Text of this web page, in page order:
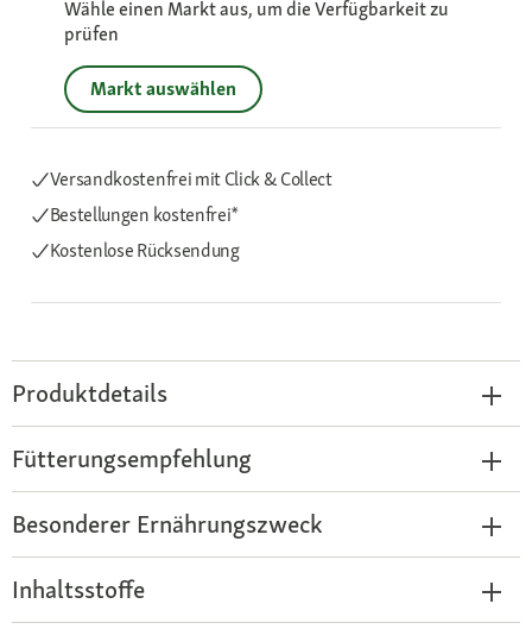
Wähle einen Markt aus, um die Verfügbarkeit zu
prüfen
Markt auswählen
Versandkostenfrei mit Click & Collect
Bestellungen kostenfrei*
Kostenlose Rücksendung
Produktdetails
Fütterungsempfehlung
Besonderer Ernährungszweck
Inhaltsstoffe